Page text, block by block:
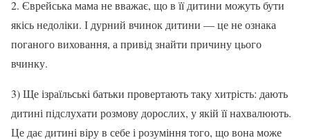
2. Єврейська мама не вважає, що в її дитини можуть бути
якісь недоліки. І дурний вчинок дитини — це не ознака
поганого виховання, а привід знайти причину цього
вчинку.
3) Ще ізраїльські батьки провертають таку хитрість: дають
дитині підслухати розмову дорослих, у якій її нахвалюють.
Це дає дитині віру в себе і розуміння того, що вона може